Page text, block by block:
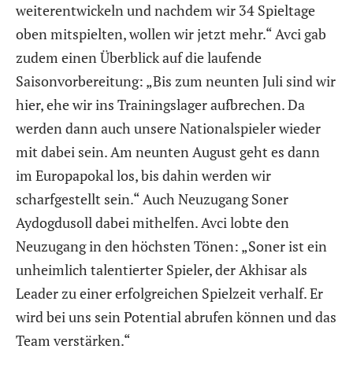
weiterentwickeln und nachdem wir 34 Spieltage
oben mitspielten, wollen wir jetzt mehr.“ Avci gab
zudem einen Überblick auf die laufende
Saisonvorbereitung: „Bis zum neunten Juli sind wir
hier, ehe wir ins Trainingslager aufbrechen. Da
werden dann auch unsere Nationalspieler wieder
mit dabei sein. Am neunten August geht es dann
im Europapokal los, bis dahin werden wir
scharfgestellt sein.“ Auch Neuzugang Soner
Aydogdusoll dabei mithelfen. Avci lobte den
Neuzugang in den höchsten Tönen: „Soner ist ein
unheimlich talentierter Spieler, der Akhisar als
Leader zu einer erfolgreichen Spielzeit verhalf. Er
wird bei uns sein Potential abrufen können und das
Team verstärken.“